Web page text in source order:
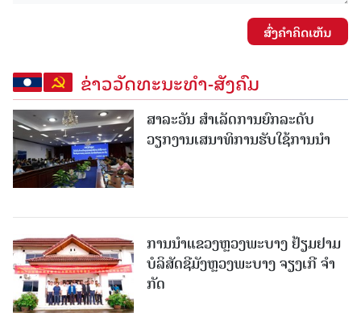
ສົ່ງຄໍາຄິດເຫັນ
ຂ່າວວັດທະນະທຳ-ສັງຄົມ
ສາລະວັນ ສໍາເລັດການຍົກລະດັບ
ວຽກງານເສນາທິການຮັບໃຊ້ການນໍາ
ການນຳແຂວງຫຼວງພະບາງ ຢ້ຽມ​ຢາມ
ບໍ​ລິ​ສັດຊີມັງຫຼວງພະບາງ ຈຽງເກີ ຈໍາ
ກັດ